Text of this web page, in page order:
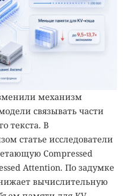
механизм
связывать части
текста. В
статье исследователи
Compressed
Attention. По задумке
вычислительную